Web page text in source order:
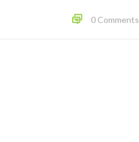
0 Comments